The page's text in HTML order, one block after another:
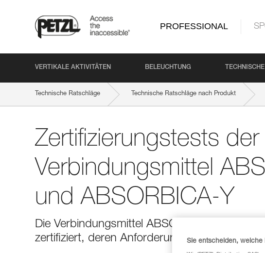
PROFESSIONAL
VERTIKALE AKTIVITÄTEN BELEUCHTUNG
Technische Ratschläge Technische Ratschläge nach Produkt
Zertifizierungstests der
Verbindungsmittel
und ABSORBICA-Y
Die Verbindungsmittel ABSORBICA-I und -Y
zertifiziert, deren Anforderungen nichtSie entscheiden, welche